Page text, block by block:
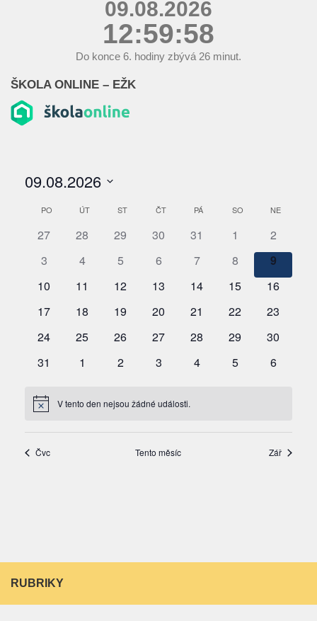
09.08.2026
12:59:59
Do konce 6. hodiny zbývá 26 minut.
ŠKOLA ONLINE – EŽK
RUBRIKY